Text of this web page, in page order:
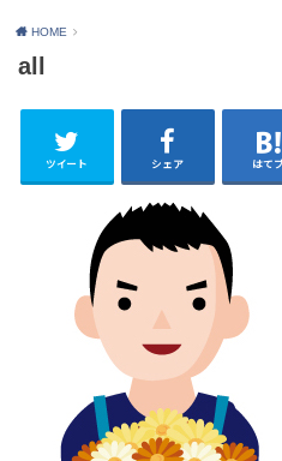
HOME
all
ツイート シェア はて